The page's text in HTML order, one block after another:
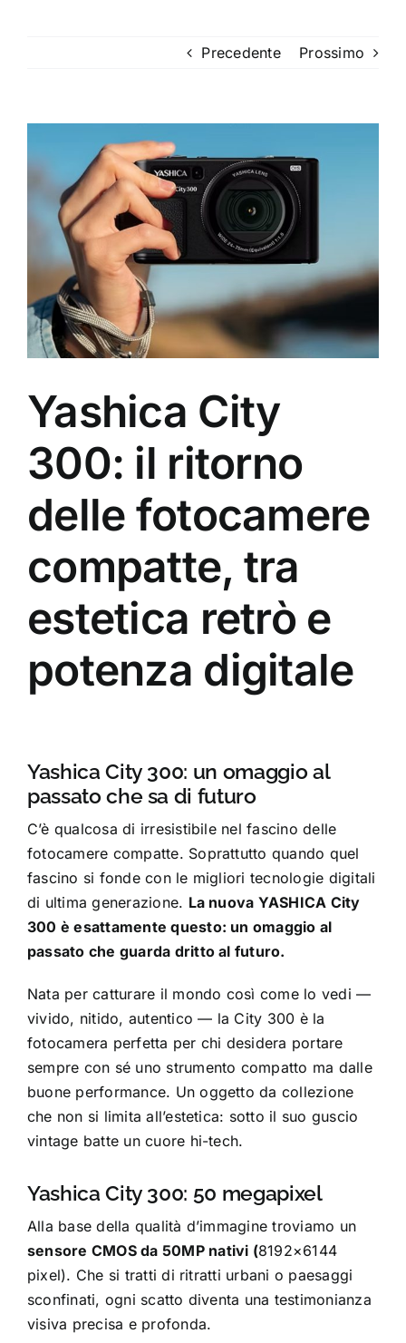
Precedente Prossimo
immagine
Yashica City
300: il ritorno
delle fotocamere
compatte, tra
estetica retrò e
potenza digitale
Yashica City 300: un omaggio al
passato che sa di futuro
C’è qualcosa di irresistibile nel fascino delle
fotocamere compatte. Soprattutto quando quel
fascino si fonde con le migliori tecnologie digitali
di ultima generazione. La nuova YASHICA City
300 è esattamente questo: un omaggio al
passato che guarda dritto al futuro.
Nata per catturare il mondo così come lo vedi —
vivido, nitido, autentico — la City 300 è la
fotocamera perfetta per chi desidera portare
sempre con sé uno strumento compatto ma dalle
buone performance. Un oggetto da collezione
che non si limita all’estetica: sotto il suo guscio
vintage batte un cuore hi-tech.
Yashica City 300: 50 megapixel
Alla base della qualità d’immagine troviamo un
sensore CMOS da 50MP nativi (8192×6144
pixel). Che si tratti di ritratti urbani o paesaggi
sconfinati, ogni scatto diventa una testimonianza
visiva precisa e profonda.